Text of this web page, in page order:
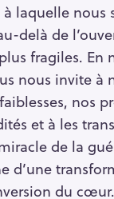
à laquelle nous
delà de
fragiles. En
nous invite à
nos
et à les
de la
d’une
du